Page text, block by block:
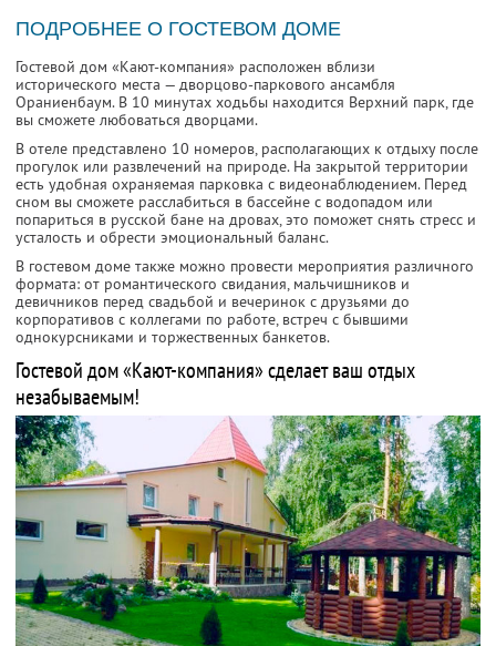
ПОДРОБНЕЕ О ГОСТЕВОМ ДОМЕ
Гостевой дом «Кают-компания» расположен вблизи
исторического места — дворцово-паркового ансамбля
Ораниенбаум. В 10 минутах ходьбы находится Верхний парк, где
вы сможете любоваться дворцами.
В отеле представлено 10 номеров, располагающих к отдыху после
прогулок или развлечений на природе. На закрытой территории
есть удобная охраняемая парковка с видеонаблюдением. Перед
сном вы сможете расслабиться в бассейне с водопадом или
попариться в русской бане на дровах, это поможет снять стресс и
усталость и обрести эмоциональный баланс.
В гостевом доме также можно провести мероприятия различного
формата: от романтического свидания, мальчишников и
девичников перед свадьбой и вечеринок с друзьями до
корпоративов с коллегами по работе, встреч с бывшими
однокурсниками и торжественных банкетов.
Гостевой дом «Кают-компания» сделает ваш отдых
незабываемым!